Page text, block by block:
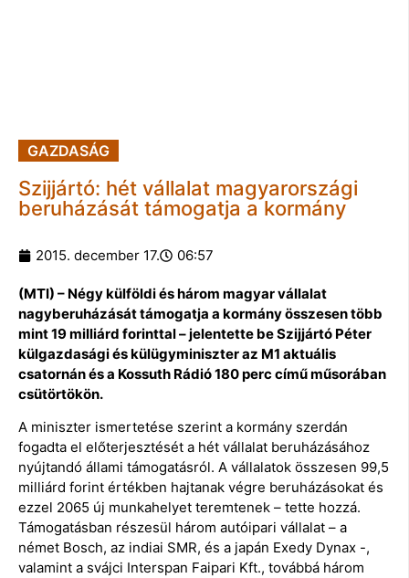
GAZDASÁG
Szijjártó: hét vállalat magyarországi
beruházását támogatja a kormány
2015. december 17. 06:57
(MTI) – Négy külföldi és három magyar vállalat
nagyberuházását támogatja a kormány összesen több
mint 19 milliárd forinttal – jelentette be Szijjártó Péter
külgazdasági és külügyminiszter az M1 aktuális
csatornán és a Kossuth Rádió 180 perc című műsorában
csütörtökön.
A miniszter ismertetése szerint a kormány szerdán
fogadta el előterjesztését a hét vállalat beruházásához
nyújtandó állami támogatásról. A vállalatok összesen 99,5
milliárd forint értékben hajtanak végre beruházásokat és
ezzel 2065 új munkahelyet teremtenek – tette hozzá.
Támogatásban részesül három autóipari vállalat – a
német Bosch, az indiai SMR, és a japán Exedy Dynax -,
valamint a svájci Interspan Faipari Kft., továbbá három